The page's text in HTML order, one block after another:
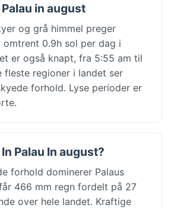
in august
og grå himmel preger
omtrent 0.9h sol per dag i
er også knapt, fra 5:55 am til
fleste regioner i landet ser
forhold. Lyse perioder er
Palau In august?
forhold dominerer Palaus
466 mm regn fordelt på 27
over hele landet. Kraftige